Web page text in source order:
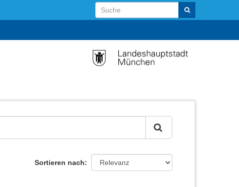
Sortieren nach